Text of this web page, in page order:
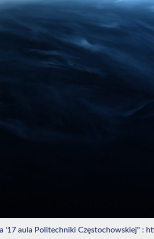
aula Politechniki Częstochowskiej" :